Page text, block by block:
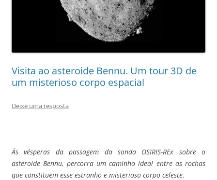
Visita ao asteroide Bennu. Um tour 3D de
um misterioso corpo espacial
Deixe uma resposta
Às vésperas da passagem da sonda OSIRIS-REx sobre o
asteroide Bennu, percorra um caminho ideal entre as rochas
que constituem esse estranho e misterioso corpo celeste.